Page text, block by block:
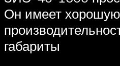
Он имеет хорошую
габариты